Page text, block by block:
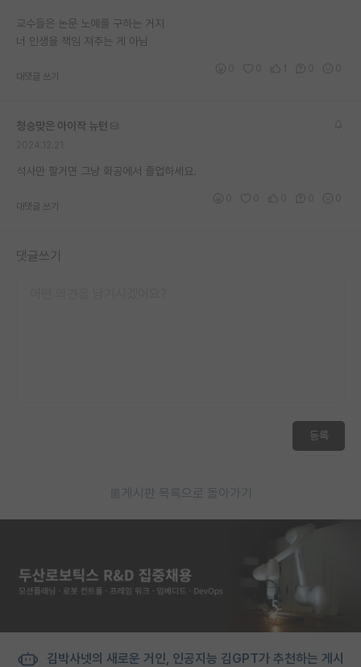
교수들은 논문 노예를 구하는 거지
너 인생을 책임 져주는 게 아님
대댓글 쓰기
청승맞은 아이작 뉴턴
석사만 할거면 그냥 화공에서 졸업하세요.
대댓글 쓰기
댓글쓰기
등록
게시판 목록으로 돌아가기
김박사넷의 새로운 거인, 인공지능 김GPT가 추천하는 게시